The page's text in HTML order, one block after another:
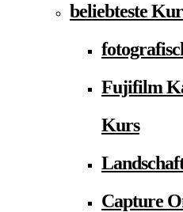
beliebteste
Fujifilm
Kurs
Capture